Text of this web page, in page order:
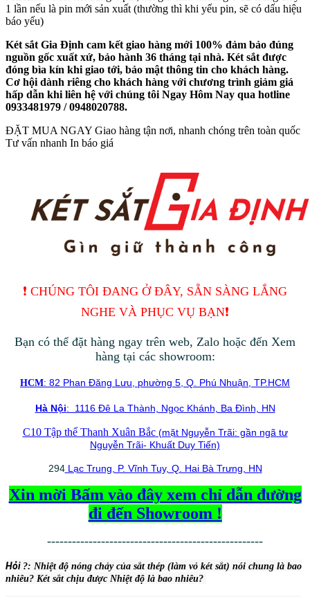
1 lần nếu là pin mới sản xuất (thường thì khi yếu pin, sẽ có dấu hiệu
báo yếu)
Két sắt Gia Định cam kết giao hàng mới 100% đảm bảo đúng
nguồn gốc xuất xứ, bảo hành 36 tháng tại nhà. Két sắt được
đóng bìa kín khi giao tới, bảo mật thông tin cho khách hàng.
Cơ hội dành riêng cho khách hàng với chương trình giảm giá
hấp dẫn khi liên hệ với chúng tôi Ngay Hôm Nay qua hotline
0933481979 / 0948020788.
ĐẶT MUA NGAY Giao hàng tận nơi, nhanh chóng trên toàn quốc
Tư vấn nhanh In báo giá
❗️ CHÚNG TÔI ĐANG Ở ĐÂY, SẴN SÀNG LẮNG
NGHE VÀ PHỤC VỤ BẠN❗️
Bạn có thể đặt hàng ngay trên web, Zalo hoặc đến Xem
hàng tại các showroom:
HCM: 82 Phan Đăng Lưu, phường 5, Q. Phú Nhuận, TP.HCM
Hà Nội: 1116 Đê La Thành, Ngọc Khánh, Ba Đình, HN
C10 Tập thể Thanh Xuân Bắc(mặt Nguyễn Trãi: gần ngã tư
Nguyễn Trãi- Khuất Duy Tiến)
294Lạc Trung, P. Vĩnh Tuy, Q. Hai Bà Trưng, HN
Xin mời Bấm vào đây xem chỉ dẫn đường
đi đến Showroom !
----------------------------------------------------
Hỏi ?: Nhiệt độ nóng chảy của sắt thép (làm vỏ két sắt) nói chung là bao
nhiêu? Két sắt chịu được Nhiệt độ là bao nhiêu?